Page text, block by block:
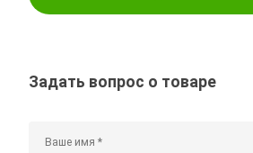
Задать вопрос о товаре